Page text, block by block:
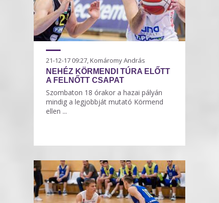
21-12-17 09:27, Komáromy András
NEHÉZ KÖRMENDI TÚRA ELŐTT
A FELNŐTT CSAPAT
Szombaton 18 órakor a hazai pályán
mindig a legjobbját mutató Körmend
ellen ...